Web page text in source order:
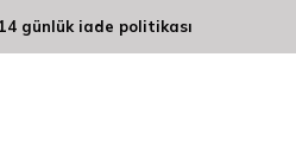
14 günlük iade politikası